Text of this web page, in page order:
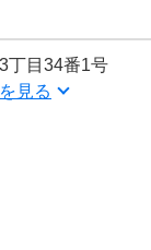
丁目34番1号
見る